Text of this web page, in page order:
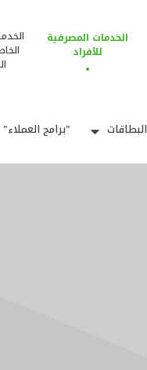
الخدمات المصرفية
للأفراد
البطاقات "برامج العملاء"